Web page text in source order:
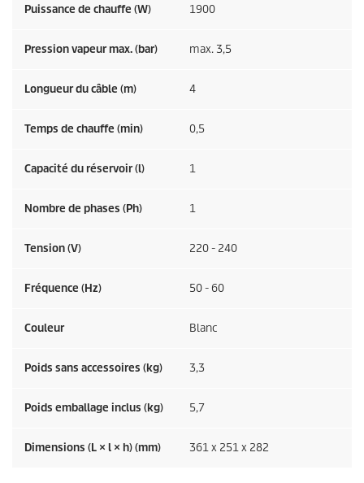
Puissance de chauffe (W) 1900
Pression vapeur max. (bar) max. 3,5
Longueur du câble (m) 4
Temps de chauffe (min) 0,5
Capacité du réservoir (l) 1
Nombre de phases (Ph) 1
Tension (V) 220 - 240
Fréquence (Hz) 50 - 60
Couleur Blanc
Poids sans accessoires (kg) 3,3
Poids emballage inclus (kg) 5,7
Dimensions (L × l × h) (mm) 361 x 251 x 282